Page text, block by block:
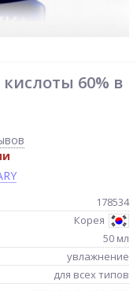
60% в
178534
Корея
50 мл
увлажнение
для всех типов